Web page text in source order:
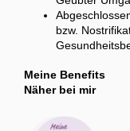
bzw.
Meine Benefits
Näher bei mir